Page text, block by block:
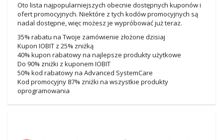
Oto lista najpopularniejszych obecnie dostępnych kuponów i
ofert promocyjnych. Niektóre z tych kodów promocyjnych są
nadal dostępne, więc możesz je wypróbować już teraz.
35% rabatu na Twoje zamówienie złożone dzisiaj
Kupon IOBIT z 25% zniżką
40% kupon rabatowy na najlepsze produkty użytkowe
Do 90% zniżki z kuponem IOBIT
50% kod rabatowy na Advanced SystemCare
Kod promocyjny 87% zniżki na wszystkie produkty
oprogramowania